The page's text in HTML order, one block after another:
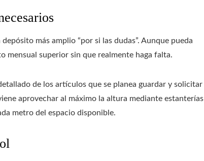
más amplio “por si las dudas”. Aunque pueda
mensual superior sin que realmente haga falta.
de los artículos que se planea guardar y solicitar
aprovechar al máximo la altura mediante estanterías
metro del espacio disponible.